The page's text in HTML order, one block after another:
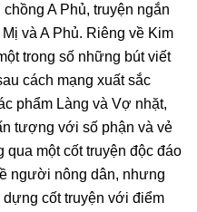
A Phủ, truyện ngắn
và A Phủ. Riêng về Kim
trong số những bút viết
cách mạng xuất sắc
phẩm Làng và Vợ nhặt,
tượng với số phận và vẻ
một cốt truyện độc đáo
người nông dân, nhưng
dựng cốt truyện với điểm